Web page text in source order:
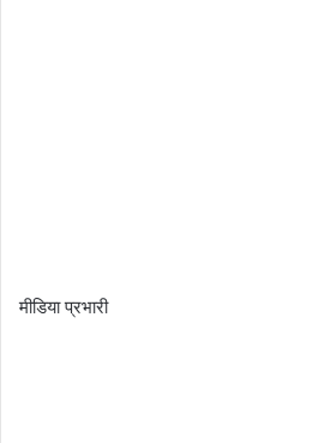
मीडिया प्रभारी